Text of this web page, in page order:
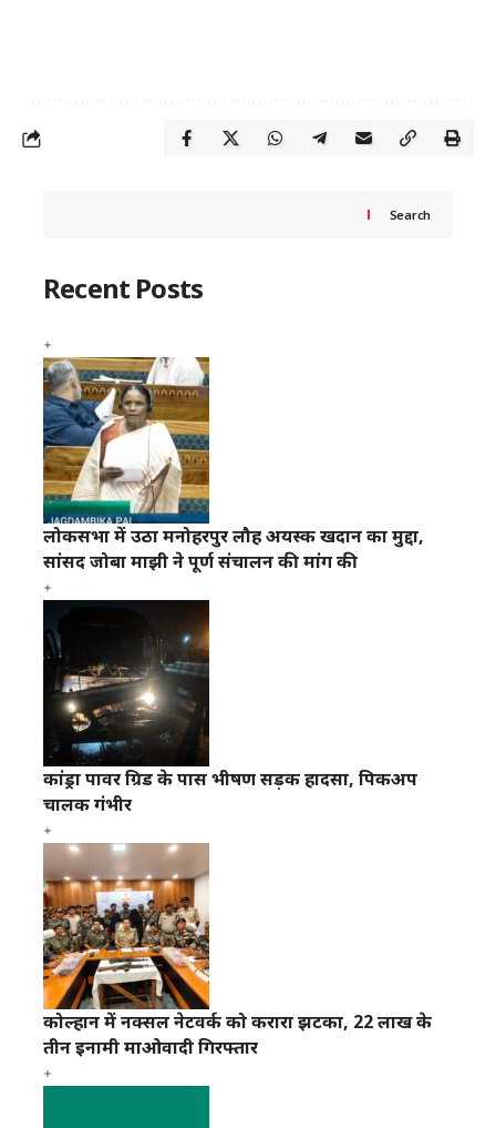
Search
Recent Posts
लोकसभा में उठा मनोहरपुर लौह अयस्क खदान का मुद्दा,
सांसद जोबा माझी ने पूर्ण संचालन की मांग की
कांड्रा पावर ग्रिड के पास भीषण सड़क हादसा, पिकअप
चालक गंभीर
कोल्हान में नक्सल नेटवर्क को करारा झटका, 22 लाख के
तीन इनामी माओवादी गिरफ्तार